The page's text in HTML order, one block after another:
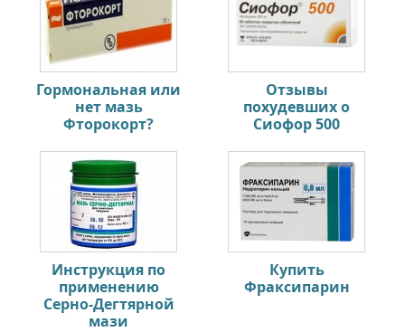
Гормональная или
нет мазь
Фторокорт?
Отзывы
похудевших о
Сиофор 500
Инструкция по
применению
Серно-Дегтярной
мази
Купить
Фраксипарин